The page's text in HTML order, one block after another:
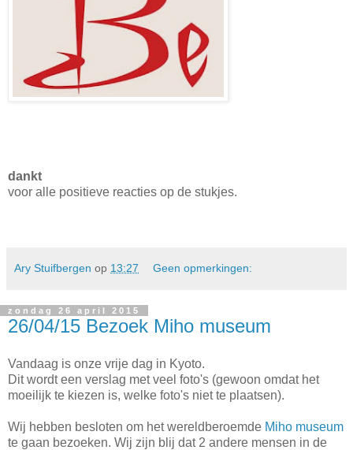
dankt
voor alle positieve reacties op de stukjes.
Ary Stuifbergen op 13:27 Geen opmerkingen:
zondag 26 april 2015
26/04/15 Bezoek Miho museum
Vandaag is onze vrije dag in Kyoto.
Dit wordt een verslag met veel foto's (gewoon omdat het
moeilijk te kiezen is, welke foto's niet te plaatsen).
Wij hebben besloten om het wereldberoemde Miho museum
te gaan bezoeken. Wij zijn blij dat 2 andere mensen in de